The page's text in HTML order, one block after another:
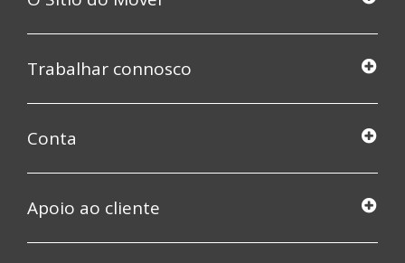
Trabalhar connosco
Conta
Apoio ao cliente